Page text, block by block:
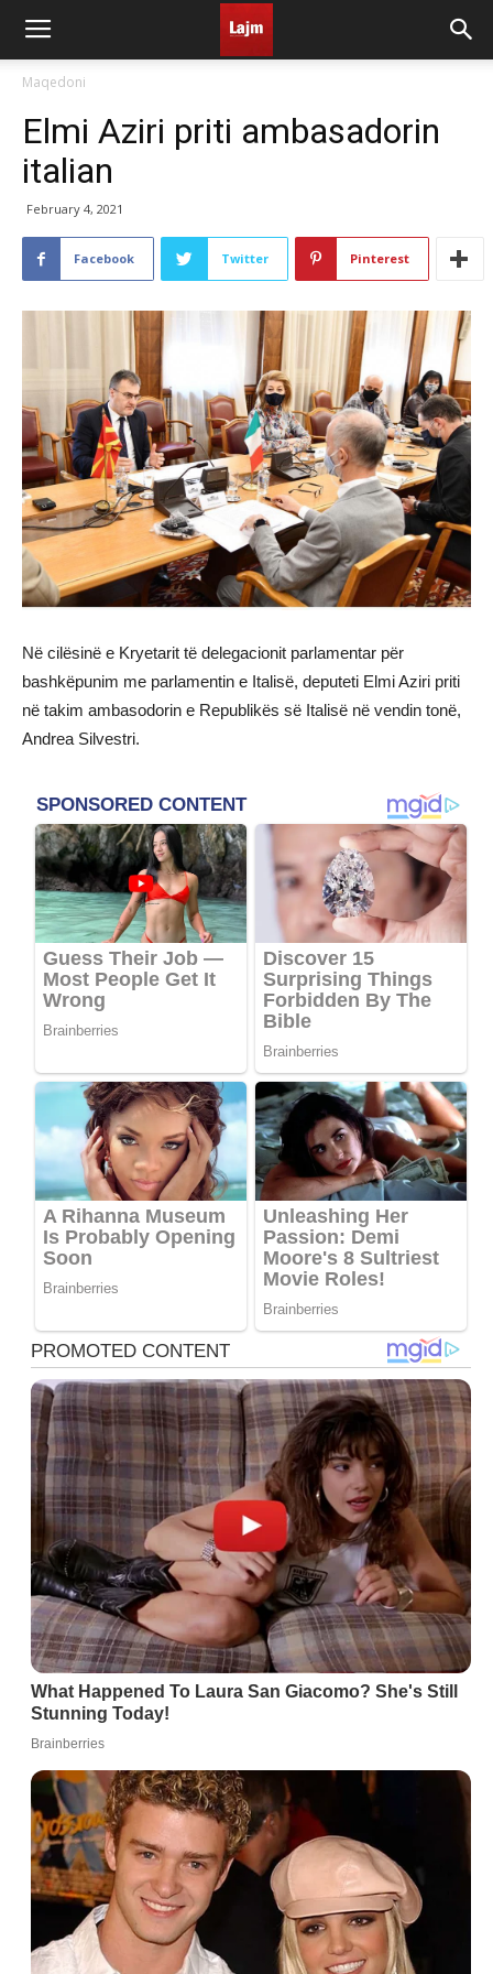
Maqedoni
Elmi Aziri priti ambasadorin
italian
February 4, 2021
Facebook Twitter Pinterest
Në cilësinë e Kryetarit të delegacionit parlamentar për
bashkëpunim me parlamentin e Italisë, deputeti Elmi Aziri priti
në takim ambasodorin e Republikës së Italisë në vendin tonë,
Andrea Silvestri.